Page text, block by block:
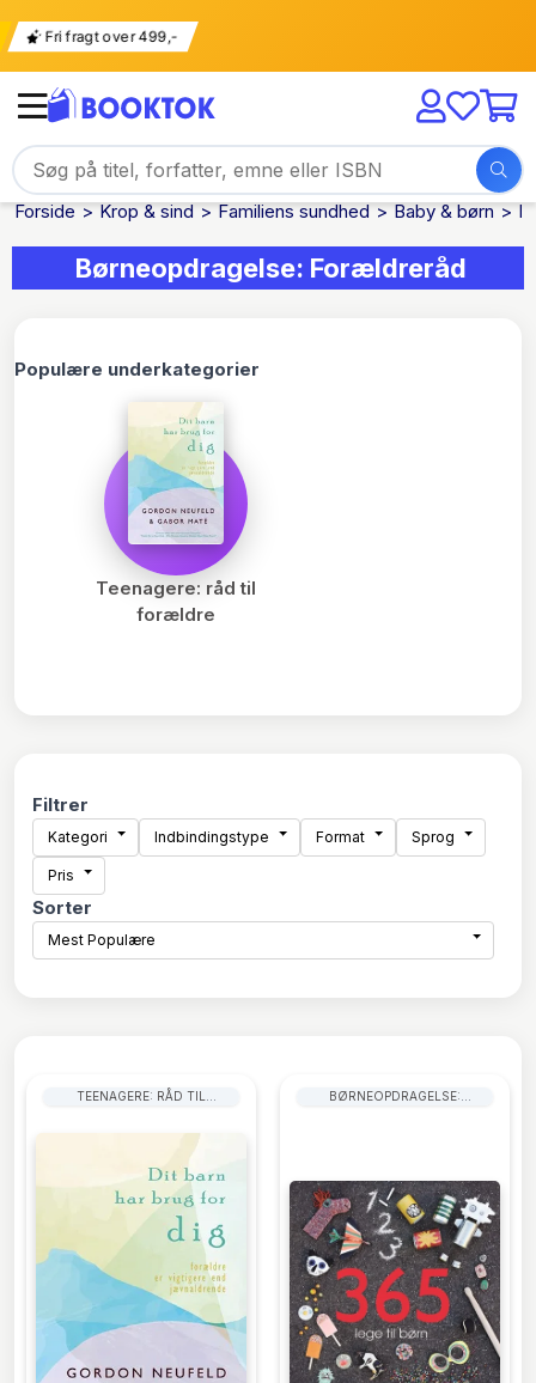
Fri fragt over 499,-
Forside Krop & sind Familiens sundhed Baby & børn
Børneopdragelse: Forældreråd
Populære underkategorier
Teenagere: råd til
forældre
Filtrer
Kategori Indbindingstype Format Sprog
Pris
Sorter
Mest Populære
TEENAGERE: RÅD TIL
BØRNEOPDRAGELSE: